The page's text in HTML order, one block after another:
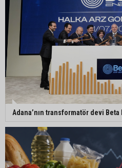
Ceyhan’da
Adana’nın transformatör devi Beta